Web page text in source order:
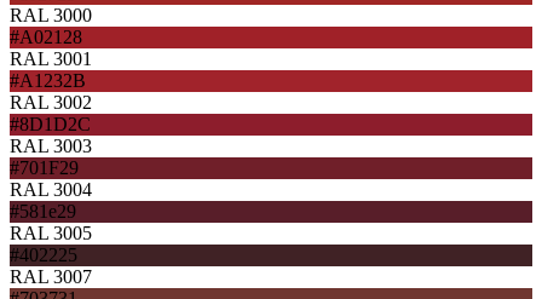
RAL 3000
#A02128
RAL 3001
#A1232B
RAL 3002
#8D1D2C
RAL 3003
#701F29
RAL 3004
#581e29
RAL 3005
#402225
RAL 3007